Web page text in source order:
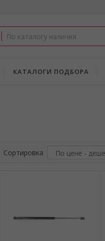
КАТАЛОГИ ПОДБОРА
Сортировка